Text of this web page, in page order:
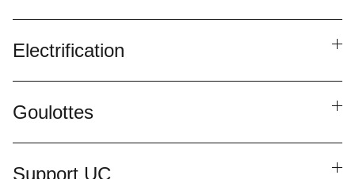
Electrification
Goulottes
Support UC